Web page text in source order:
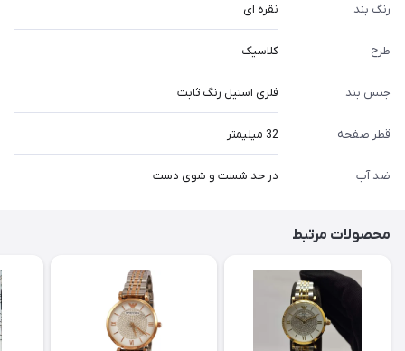
رنگ بند نقره ای
طرح کلاسیک
جنس بند فلزی استیل رنگ ثابت
قطر صفحه 32 میلیمتر
ضد آب در حد شست و شوی دست
محصولات مرتبط